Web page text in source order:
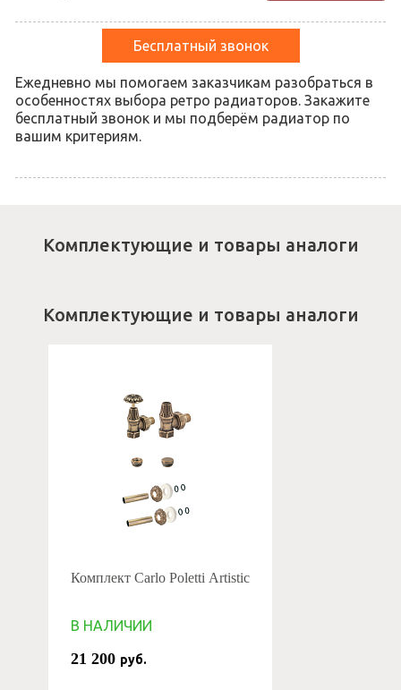
Бесплатный звонок
Ежедневно мы помогаем заказчикам разобраться в
особенностях выбора ретро радиаторов. Закажите
бесплатный звонок и мы подберём радиатор по
вашим критериям.
Комплектующие и товары аналоги
Комплектующие и товары аналоги
Комплект Carlo Poletti Artistic
В НАЛИЧИИ
21 200 руб.